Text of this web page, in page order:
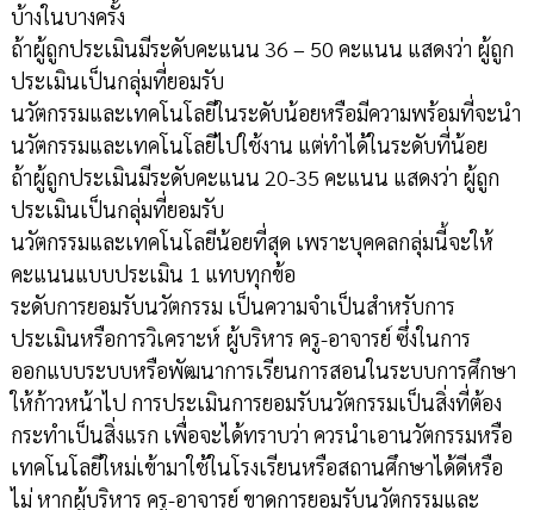
บ้างในบางครั้ง
ถ้าผู้ถูกประเมินมีระดับคะแนน 36 – 50 คะแนน แสดงว่า ผู้ถูก
ประเมินเป็นกลุ่มที่ยอมรับ
นวัตกรรมและเทคโนโลยีในระดับน้อยหรือมีความพร้อมที่จะนำ
นวัตกรรมและเทคโนโลยีไปใช้งาน แต่ทำได้ในระดับที่น้อย
ถ้าผู้ถูกประเมินมีระดับคะแนน 20-35 คะแนน แสดงว่า ผู้ถูก
ประเมินเป็นกลุ่มที่ยอมรับ
นวัตกรรมและเทคโนโลยีน้อยที่สุด เพราะบุคคลกลุ่มนี้จะให้
คะแนนแบบประเมิน 1 แทบทุกข้อ
ระดับการยอมรับนวัตกรรม เป็นความจำเป็นสำหรับการ
ประเมินหรือการวิเคราะห์ ผู้บริหาร ครู-อาจารย์ ซึ่งในการ
ออกแบบระบบหรือพัฒนาการเรียนการสอนในระบบการศึกษา
ให้ก้าวหน้าไป การประเมินการยอมรับนวัตกรรมเป็นสิ่งที่ต้อง
กระทำเป็นสิ่งแรก เพื่อจะได้ทราบว่า ควรนำเอานวัตกรรมหรือ
เทคโนโลยีใหม่เข้ามาใช้ในโรงเรียนหรือสถานศึกษาได้ดีหรือ
ไม่ หากผู้บริหาร ครู-อาจารย์ ขาดการยอมรับนวัตกรรมและ